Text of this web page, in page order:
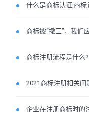
什么是商标认证,商标
商标被“撤三”，我们
商标注册流程是什么
2021商标注册相关问
企业在注册商标时的